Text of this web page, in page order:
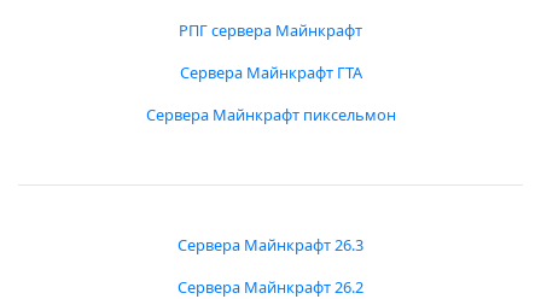
РПГ сервера Майнкрафт
Сервера Майнкрафт ГТА
Сервера Майнкрафт пиксельмон
Сервера Майнкрафт 26.3
Сервера Майнкрафт 26.2